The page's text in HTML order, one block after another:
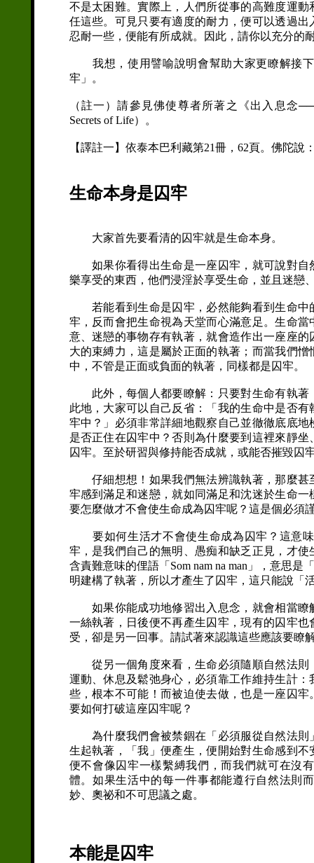
不是太困難。實際上，人們所從事的高難度運
任這些。可見只要有適度的耐力，便可以透過
忍耐一些，便能有所成就。因此，請你以充分的
我想，使用譬喻說明會幫助大家更瞭解接下
牢」。
（註一）請參見佛使尊者所著之《出入息念──
Secrets of Life）。
【譯註一】依泰本巴利藏第21冊，62頁。佛陀
生命本身是囚牢
大家首先要看清的囚牢就是生命本身。
如果你看得出生命是一座囚牢，就可說對自
樂享受的東西，他們浸淫於享受生命，並且迷戀
若能看到生命是囚牢，必然能夠看到生命中
牢，反而會把生命視為天堂而心滿意足。生命
意、迷戀的事物存有執著，就會造作出一座座
大的束縛力，這是屬於正面的執著；而當我們
中，不管是正面或負面的執著，同樣都是囚牢。
此外，每個人都要瞭解：只要對生命有執著
此地，大家可以自己反省：「我的生命中是否
牢中？」必須非常詳細地觀察自己並徹徹底底
是否正住在囚牢中？否則為什麼要到這裡來靜
囚牢。至於研習與修持能否成就，或能否摧毀囚
仔細想想！如果我們無法辨識執著，那麼甚
牢感到滿足和迷戀，就如同滿足和沈迷於生命
要怎麼做才不會使生命成為囚牢呢？這是個必須
要如何生活才不會使生命成為囚牢？這意味
牢，是我們自己的無明、愚痴和缺乏正見，才
含責難意味的俚語「Som nam na man」，意思
明建構了執著，所以才產生了囚牢，這只能說「
如果你能成功地修習出入息念，就會相當瞭
一絲執著，日後便不再產生囚牢，現有的囚牢
受，卻是另一回事。請試著來認識這些應該要瞭
從另一個角度來看，生命必須隨順自然法則
運動、休息及鬆弛身心，必須靠工作維持生計
些，根本不可能！而被迫使去做，也是一座囚
要如何打破這座囚牢呢？
為什麼我們會被禁錮在「必須服從自然法則
生起執著，「我」便產生，便開始對生命感到
便不會像囚牢一樣繫縛我們，而我們就可在沒
體。如果生活中的每一件事都能遵行自然法則
妙、奧祕和不可思議之處。
本能是囚牢